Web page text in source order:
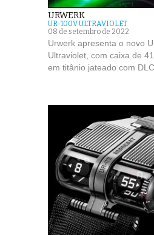
URWERK
UR-100V ULTRAVIOLET
08 de setembro de 2022
Urwerk apresenta o novo
Ultraviolet, com caixa de
em titânio jateado com